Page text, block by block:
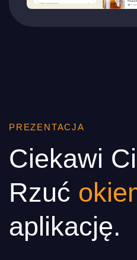
PREZENTACJA
Ciekawi
Rzuć
aplikację.